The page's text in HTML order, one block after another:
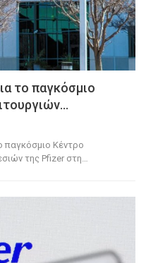
το παγκόσμιο
παγκόσμιο Κέντρο
της Pfizer στη